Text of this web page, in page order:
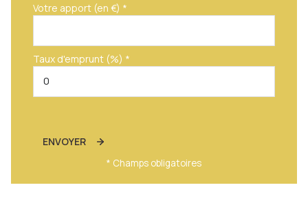
Votre apport (en €) *
Taux d'emprunt (%) *
ENVOYER
* Champs obligatoires